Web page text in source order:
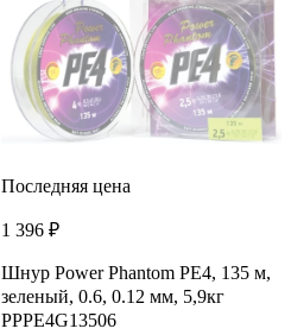
Последняя цена
1 396 ₽
Шнур Power Phantom PE4, 135 м,
зеленый, 0.6, 0.12 мм, 5,9кг
PPPE4G13506